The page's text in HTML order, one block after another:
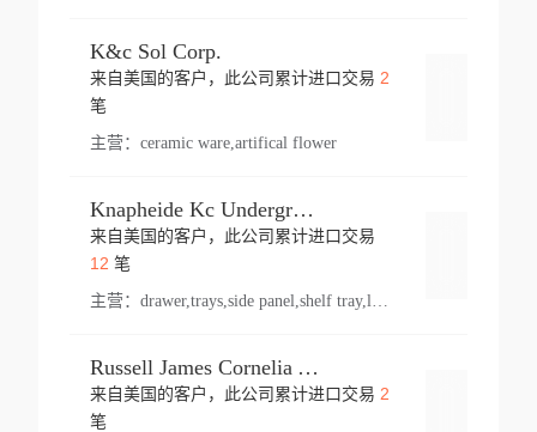
K&c Sol Corp.
来自美国的客户，此公司累计进口交易 2
笔
主营： ceramic ware,artifical flower
Knapheide Kc Underground
来自美国的客户，此公司累计进口交易
12 笔
主营：
Russell James Cornelia Arlington Va
来自美国的客户，此公司累计进口交易 2
笔